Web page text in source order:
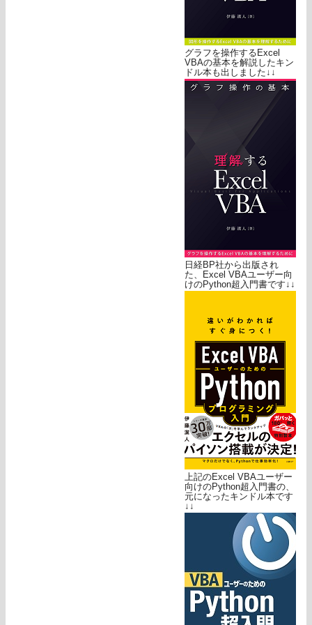
グラフを操作するExcel
VBAの基本を解説したキン
ドル本も出しました↓↓
日経BP社から出版され
た、Excel VBAユーザー向
けのPython超入門書です↓↓
上記のExcel VBAユーザー
向けのPython超入門書の、
元になったキンドル本です
↓↓